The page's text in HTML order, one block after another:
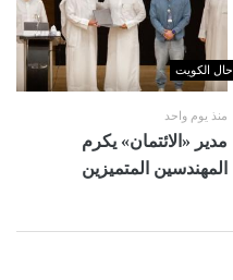
حال الكويت
منذ يوم واحد
مدير «الائتمان» يكرم
المهندسين المتميزين